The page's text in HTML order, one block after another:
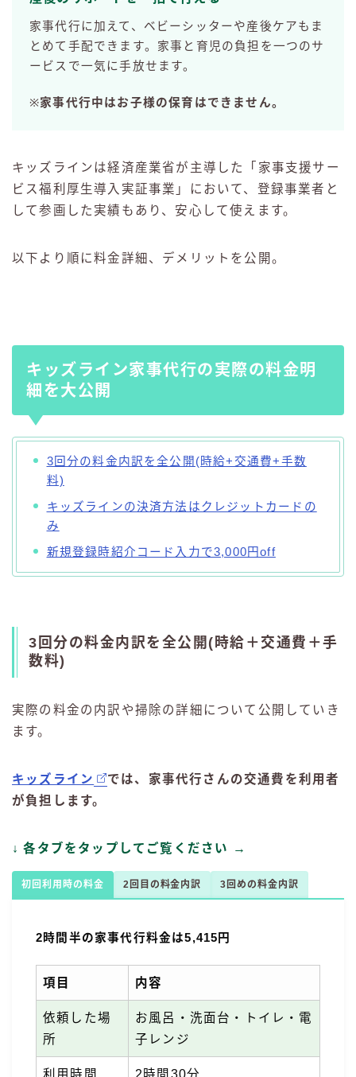
家事代行に加えて、ベビーシッターや産後ケアもま
とめて手配できます。家事と育児の負担を一つのサ
ービスで一気に手放せます。
※家事代行中はお子様の保育はできません。
キッズラインは経済産業省が主導した「家事支援サー
ビス福利厚生導入実証事業」において、登録事業者と
して参画した実績もあり、安心して使えます。
以下より順に料金詳細、デメリットを公開。
キッズライン家事代行の実際の料金明
細を大公開
3回分の料金内訳を全公開(時給+交通費+手数
料)
キッズラインの決済方法はクレジットカードの
み
新規登録時紹介コード入力で3,000円off
3回分の料金内訳を全公開(時給＋交通費＋手
数料)
実際の料金の内訳や掃除の詳細について公開していき
ます。
キッズライン
では、家事代行さんの交通費を利用者
が負担します。
↓ 各タブをタップしてご覧ください →
初回利用時の料金 2回目の料金内訳 3回めの料金内訳
2時間半の家事代行料金は5,415円
項目 内容
依頼した場
所
お風呂・洗面台・トイレ・電
子レンジ
利用時間 2時間30分
初回OK！3,000円分のコードゲットしてね
kidslineの家事代行を見てみる